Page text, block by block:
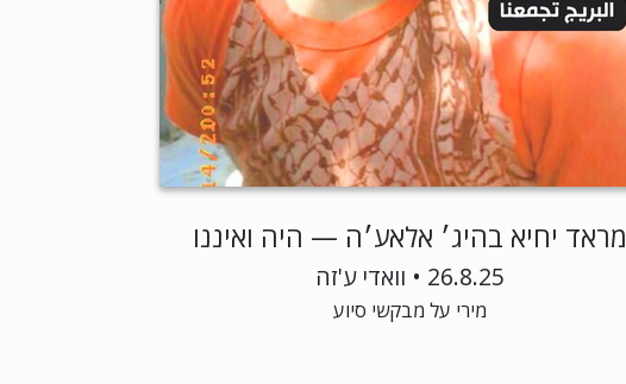
מראד יחיא בהיג׳ אלאע׳ה — היה ואיננו
26.8.25 • וואדי ע'זה
מירי על מבקשי סיוע